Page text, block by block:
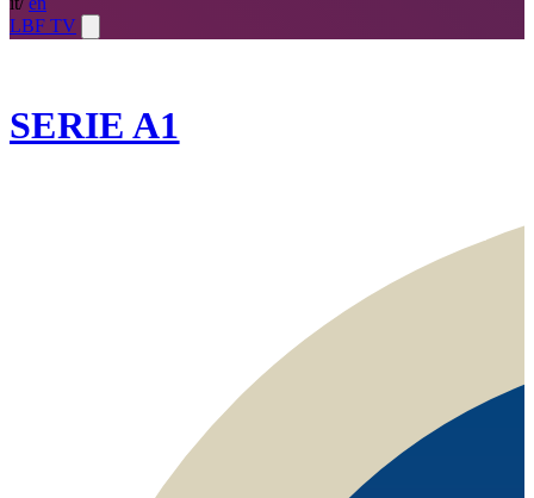
LBF TV
SERIE A1